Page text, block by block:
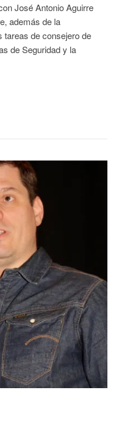
José Antonio Aguirre
además de la
tareas de consejero de
de Seguridad y la